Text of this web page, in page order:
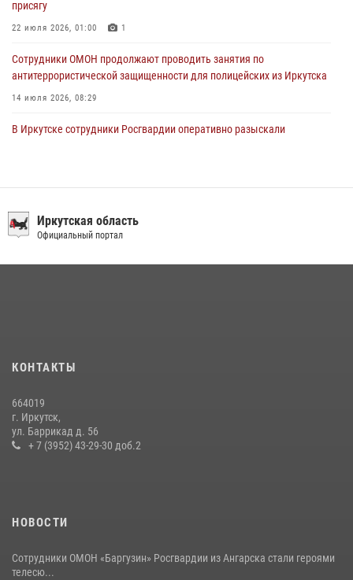
присягу
22 июля 2026, 01:00 1
Сотрудники ОМОН продолжают проводить занятия по
антитеррористической защищенности для полицейских из Иркутска
14 июля 2026, 08:29
В Иркутске сотрудники Росгвардии оперативно разыскали
приняли участие в благотворительной акции
13 июля 2026, 07:04 4
поступления на службу в Росгвардию
В Иркутской области завершились учебно-методические сборы с
инструкторами Сибирского ордена Жукова округа Росгвардии
Иркутская область
Официальный портал
КОНТАКТЫ
664019
г. Иркутск,
ул. Баррикад д. 56
+ 7 (3952) 43-29-30 доб.2
НОВОСТИ
Сотрудники ОМОН «Баргузин» Росгвардии из Ангарска стали героями
телесю...